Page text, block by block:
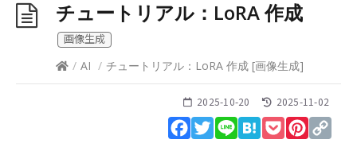
チュートリアル：LoRA 作成
画像生成
/ AI / チュートリアル：LoRA 作成 [画像生成]
2025-10-20 2025-11-02
Facebook
Twitter
Line HatenaPocket